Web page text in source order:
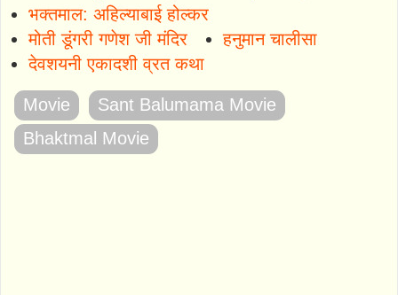
भक्तमाल: अहिल्याबाई होल्कर
मोती डूंगरी गणेश जी मंदिर
हनुमान चालीसा
देवशयनी एकादशी व्रत कथा
Movie
Sant Balumama Movie
Bhaktmal Movie